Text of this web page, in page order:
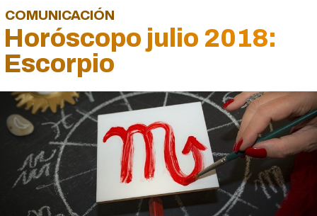
COMUNICACIÓN
Horóscopo julio 2018:
Escorpio